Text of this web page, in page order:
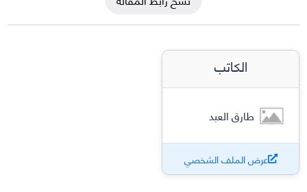
الكاتب
طارق العبد
عرض الملف الشخصي